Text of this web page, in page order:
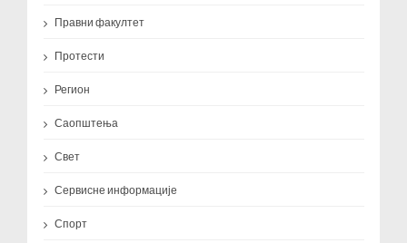
Правни факултет
Протести
Регион
Саопштења
Свет
Сервисне информације
Спорт